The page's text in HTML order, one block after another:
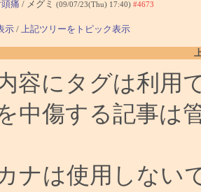
痛 / メグミ (09/07/23(Thu) 17:40) #4673
示/ 上記ツリーをトピック表示
容にタグは利用
中傷する記事は
ナは使用しない